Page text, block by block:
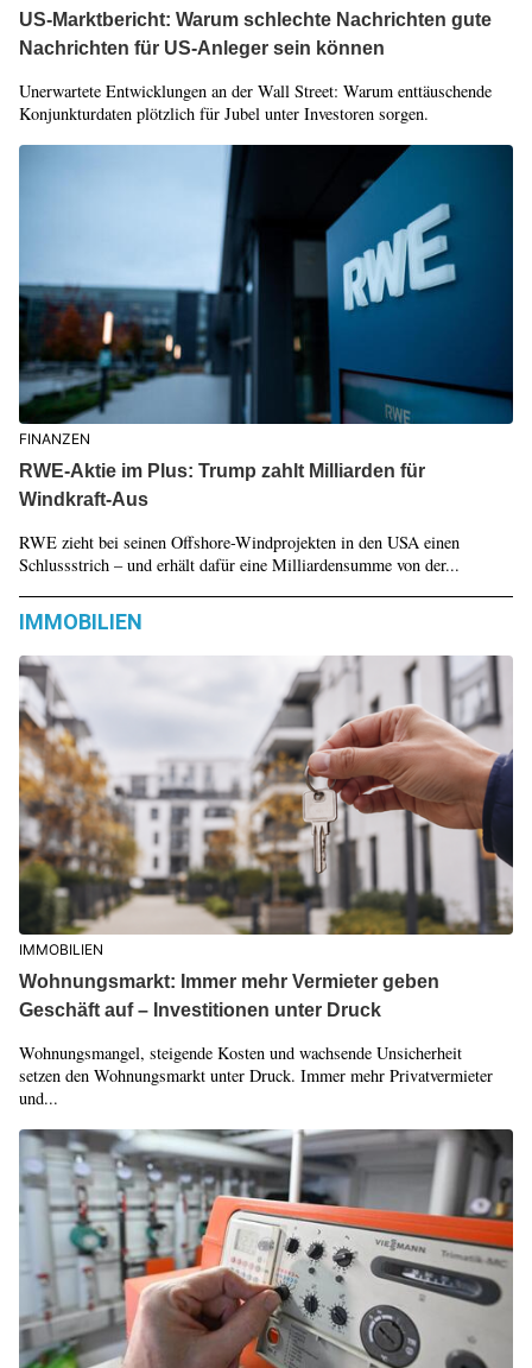
US-Marktbericht: Warum schlechte Nachrichten gute
Nachrichten für US-Anleger sein können
Unerwartete Entwicklungen an der Wall Street: Warum enttäuschende
Konjunkturdaten plötzlich für Jubel unter Investoren sorgen.
FINANZEN
RWE-Aktie im Plus: Trump zahlt Milliarden für
Windkraft-Aus
RWE zieht bei seinen Offshore-Windprojekten in den USA einen
Schlussstrich – und erhält dafür eine Milliardensumme von der...
IMMOBILIEN
IMMOBILIEN
Wohnungsmarkt: Immer mehr Vermieter geben
Geschäft auf – Investitionen unter Druck
Wohnungsmangel, steigende Kosten und wachsende Unsicherheit
setzen den Wohnungsmarkt unter Druck. Immer mehr Privatvermieter
und...